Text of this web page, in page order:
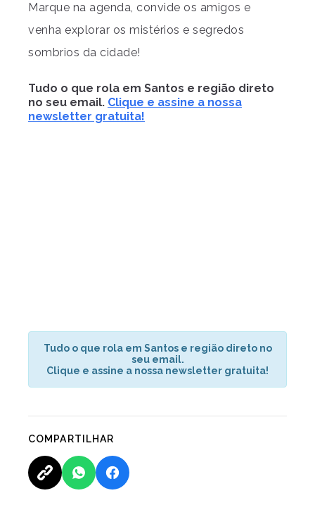
Marque na agenda, convide os amigos e
venha explorar os mistérios e segredos
sombrios da cidade!
Tudo o que rola em Santos e região direto
no seu email. Clique e assine a nossa
newsletter gratuita!
Tudo o que rola em Santos e região direto no
seu email.
Clique e assine a nossa newsletter gratuita!
COMPARTILHAR